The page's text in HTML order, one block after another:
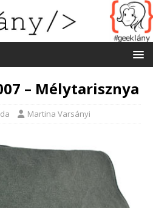
– Mélytarisznya
Martina Varsányi